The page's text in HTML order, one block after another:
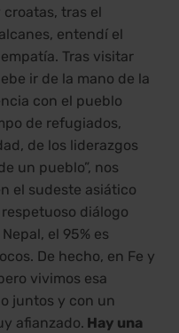
tras el
entendí el
Tras visitar
ir de la mano de la
con el pueblo
de refugiados,
de los liderazgos
un pueblo”, nos
el sudeste asiático
diálogo
el 95% es
De hecho, en Fe y
vivimos esa
juntos y con un
afianzado. Hay una